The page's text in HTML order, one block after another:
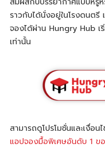
ราวกับได้นั่งอยู่ในโรงดนต
จองได้ผ่าน Hungry Hub
เท่านั้น
สามารถดูโปรโมชั่นและเงื่อน
แอปจองมื้อพิเศษอันดับ 1 ข